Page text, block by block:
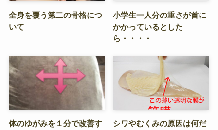
全身を覆う第二の骨格につ
いて
小学生一人分の重さが首に
かかっているとした
ら・・・・
体のゆがみを１分で改善す
シワやむくみの原因は何だ